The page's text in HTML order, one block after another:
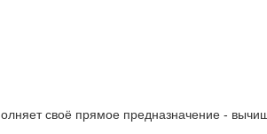
своё прямое предназначение -